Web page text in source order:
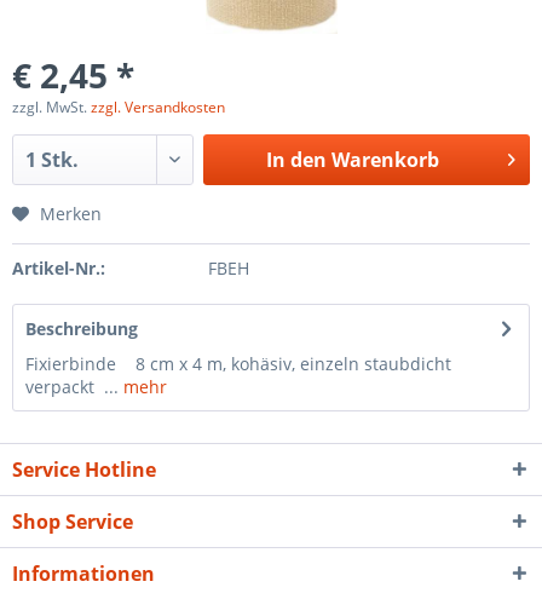
€ 2,45 *
zzgl. MwSt.zzgl. Versandkosten
In den Warenkorb
Merken
Artikel-Nr.: FBEH
Beschreibung
Fixierbinde 8 cm x 4 m, kohäsiv, einzeln staubdicht
verpackt ... mehr
Service Hotline
Shop Service
Informationen